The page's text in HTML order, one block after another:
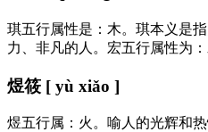
琪五行属性是：木。琪本义是
力、非凡的人。宏五行属性为
煜筱 [ yù xiǎo ]
煜五行属：火。喻人的光辉和